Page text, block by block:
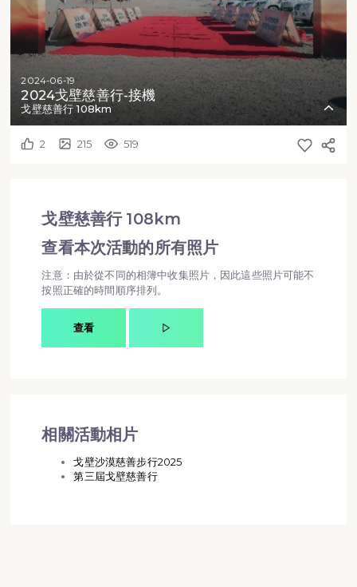
2024-06-19
2024戈壁慈善行-接機
戈壁慈善行 108km
2 215 519
戈壁慈善行 108km
查看本次活動的所有照片
注意：由於從不同的相簿中收集照片，因此這些照片可能不
按照正確的時間順序排列。
查看
相關活動相片
戈壁沙漠慈善步行2025
第三屆戈壁慈善行